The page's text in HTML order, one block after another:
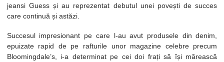
jeansi Guess și au reprezentat debutul unei povești de succes
care continuă și astăzi.
Succesul impresionant pe care l-au avut produsele din denim,
epuizate rapid de pe rafturile unor magazine celebre precum
Bloomingdale’s, i-a determinat pe cei doi frați să își mărească